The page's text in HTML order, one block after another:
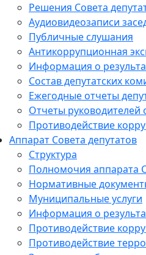
Решения Совета
Аудиовидеозаписи
Публичные слушания
Антикоррупционная
Информация о
Состав депутатских
Ежегодные отчеты
Отчеты руководителей
Противодействие
Аппарат Совета депутатов
Структура
Полномочия аппарата
Нормативные
Муниципальные услуги
Информация о
Противодействие
Противодействие